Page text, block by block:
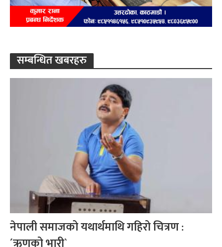
सम्बन्धित खबरहरु
नेपाली समाजको यथार्थमाथि गहिरो चित्रण :